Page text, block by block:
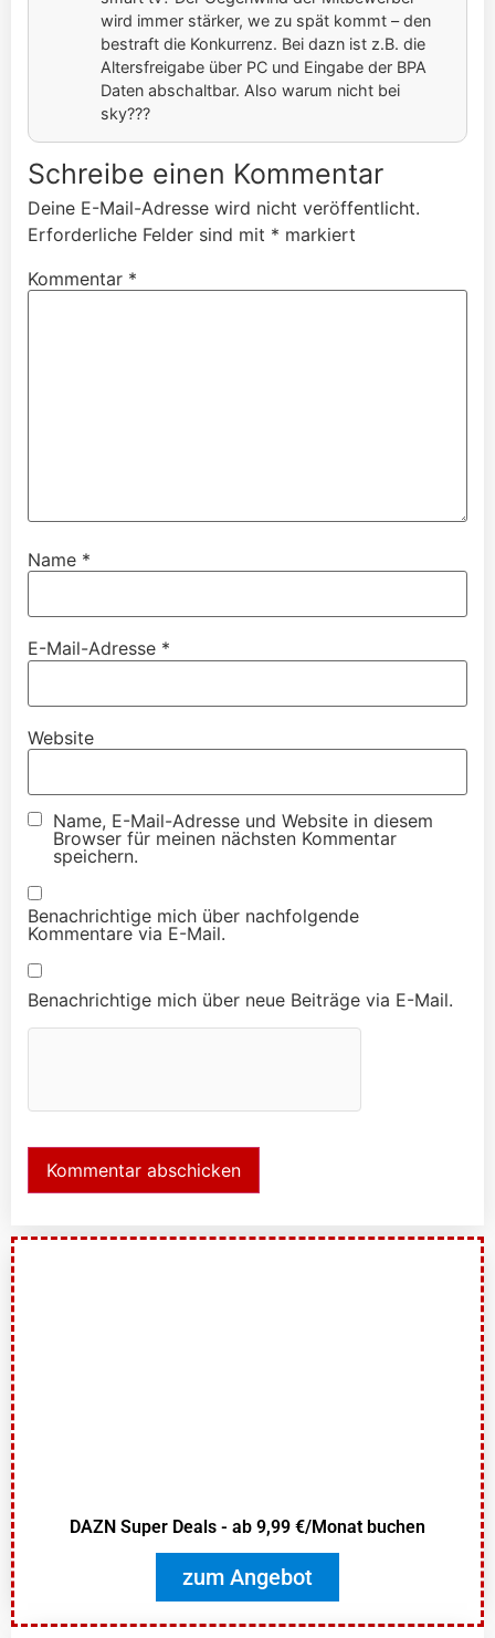
wird immer stärker, we zu spät kommt – den
bestraft die Konkurrenz. Bei dazn ist z.B. die
Altersfreigabe über PC und Eingabe der BPA
Daten abschaltbar. Also warum nicht bei
sky???
Schreibe einen Kommentar
Deine E-Mail-Adresse wird nicht veröffentlicht.
Erforderliche Felder sind mit * markiert
Kommentar *
Name *
E-Mail-Adresse *
Website
Name, E-Mail-Adresse und Website in diesem
Browser für meinen nächsten Kommentar
speichern.
Benachrichtige mich über nachfolgende
Kommentare via E-Mail.
Benachrichtige mich über neue Beiträge via E-Mail.
DAZN Super Deals - ab 9,99 €/Monat buchen
zum Angebot